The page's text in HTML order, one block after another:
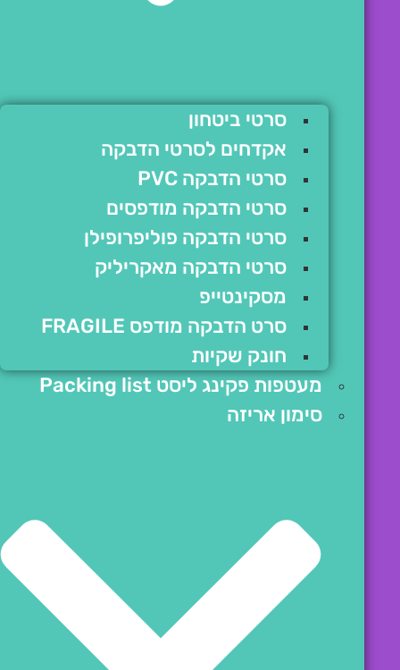
סרטי ביטחון
אקדחים לסרטי הדבקה
סרטי הדבקה PVC
סרטי הדבקה מודפסים
סרטי הדבקה פוליפרופילן
סרטי הדבקה מאקריליק
מסקינטייפ
סרט הדבקה מודפס FRAGILE
חונק שקיות
מעטפות פקינג ליסט Packing list
סימון אריזה